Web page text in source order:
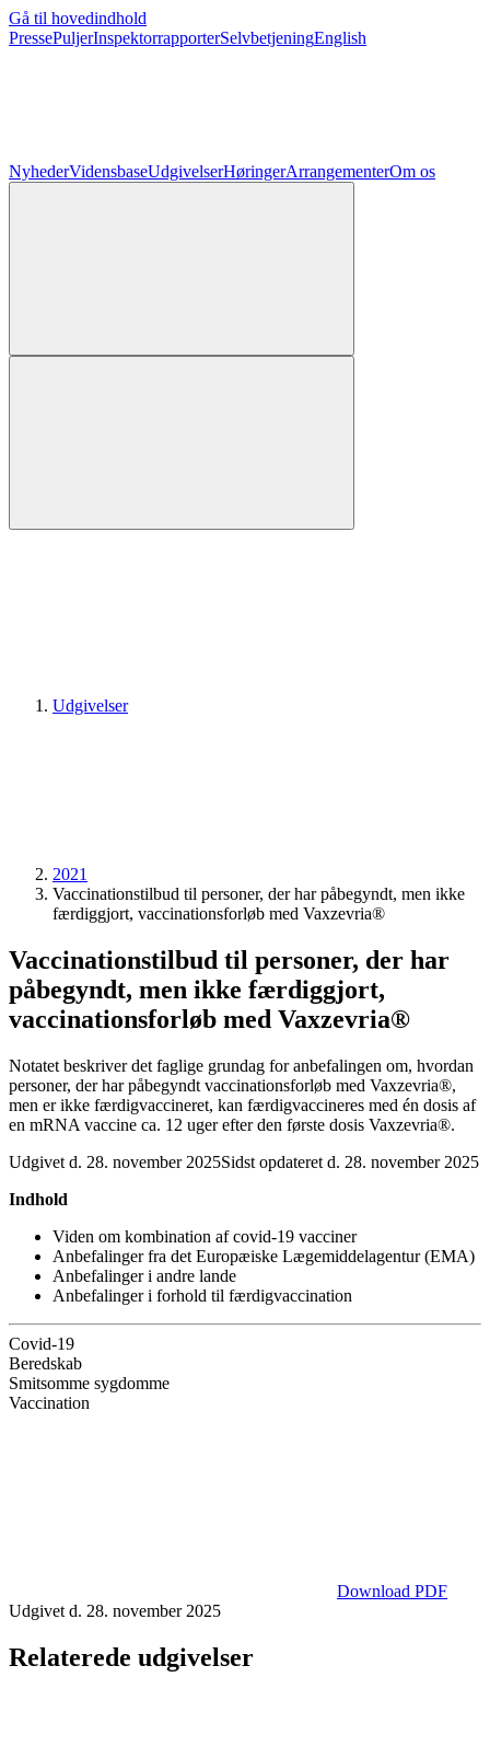
Gå til hovedindhold
PressePuljerInspektorrapporterSelvbetjeningEnglish
NyhederVidensbaseUdgivelserHøringerArrangementerOm os
Udgivelser
2021
Vaccinationstilbud til personer, der har påbegyndt, men ikke
færdiggjort, vaccinationsforløb med Vaxzevria®
Vaccinationstilbud til personer, der har
påbegyndt, men ikke færdiggjort,
vaccinationsforløb med Vaxzevria®
Notatet beskriver det faglige grundag for anbefalingen om, hvordan
personer, der har påbegyndt vaccinationsforløb med Vaxzevria®,
men er ikke færdigvaccineret, kan færdigvaccineres med én dosis af
en mRNA vaccine ca. 12 uger efter den første dosis Vaxzevria®.
Udgivet d. 28. november 2025Sidst opdateret d. 28. november 2025
Indhold
Viden om kombination af covid-19 vacciner
Anbefalinger fra det Europæiske Lægemiddelagentur (EMA)
Anbefalinger i andre lande
Anbefalinger i forhold til færdigvaccination
Covid-19
Beredskab
Smitsomme sygdomme
Vaccination
Download PDF
Udgivet d. 28. november 2025
Relaterede udgivelser